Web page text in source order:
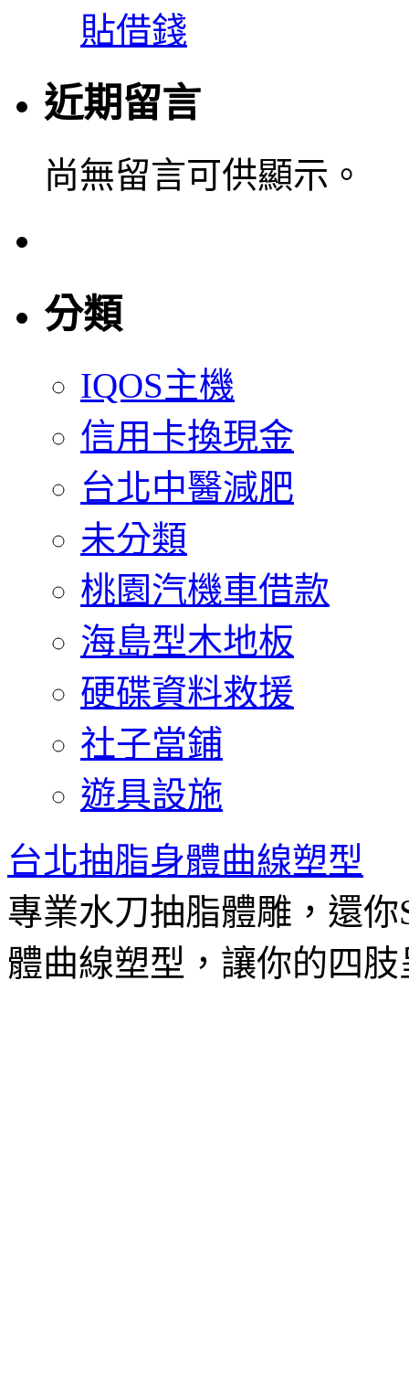
貼借錢
近期留言
尚無留言可供顯示。
分類
IQOS主機
信用卡換現金
台北中醫減肥
未分類
桃園汽機車借款
海島型木地板
硬碟資料救援
社子當鋪
遊具設施
台北抽脂身體曲線塑型
專業水刀抽脂體雕，還
體曲線塑型，讓你的四